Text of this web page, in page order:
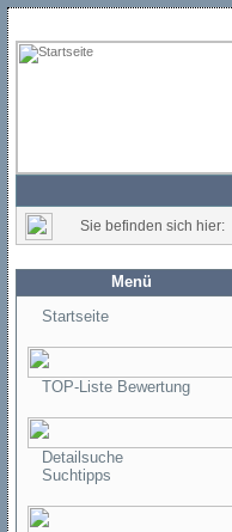
Sie befinden sich
Menü
Startseite
TOP-Liste Bewertung
Detailsuche
Suchtipps